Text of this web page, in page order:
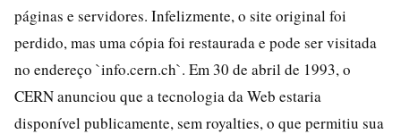
páginas e servidores. Infelizmente, o site original foi
perdido, mas uma cópia foi restaurada e pode ser visitada
no endereço `info.cern.ch`. Em 30 de abril de 1993, o
CERN anunciou que a tecnologia da Web estaria
disponível publicamente, sem royalties, o que permitiu sua